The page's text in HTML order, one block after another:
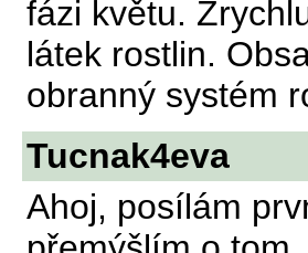
fázi květu.
látek rostlin.
obranný systém
Tucnak4eva
Ahoj, posílám